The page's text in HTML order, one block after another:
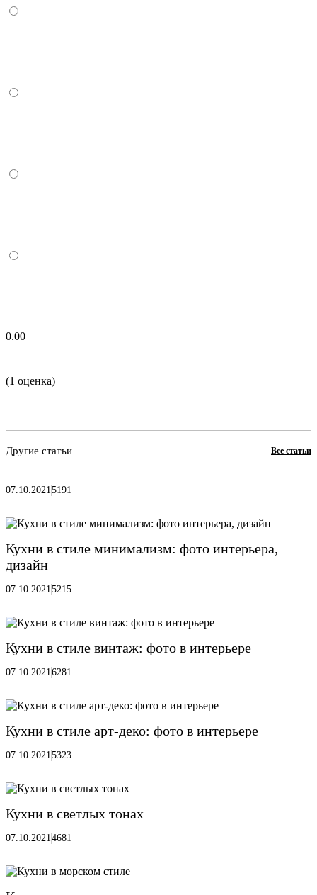
0.00
(1 оценка)
Другие статьи Все статьи
07.10.2021 5191
Кухни в стиле минимализм: фото интерьера,
дизайн
07.10.2021 5215
Кухни в стиле винтаж: фото в интерьере
07.10.2021 6281
Кухни в стиле арт-деко: фото в интерьере
07.10.2021 5323
Кухни в светлых тонах
07.10.2021 4681